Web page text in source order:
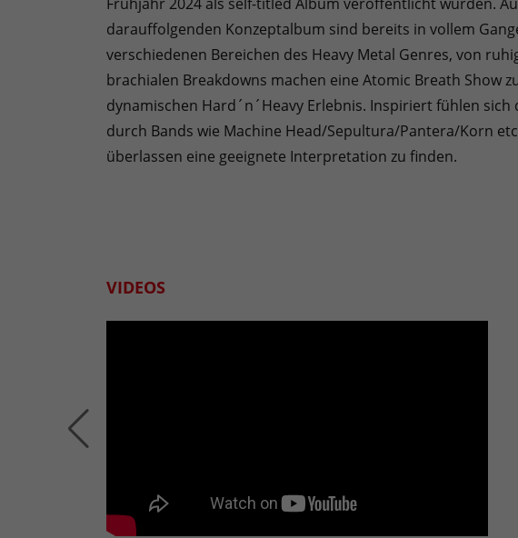
darauffolgenden Konzeptalbum sind bereits in vollem
verschiedenen Bereichen des Heavy Metal Genres, von
brachialen Breakdowns machen eine Atomic Breath Show
dynamischen Hard´n´Heavy Erlebnis. Inspiriert fühlen sich
durch Bands wie Machine Head/Sepultura/Pantera/Korn
überlassen eine geeignete Interpretation zu finden.
VIDEOS